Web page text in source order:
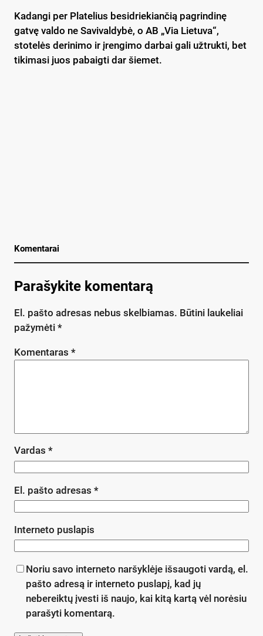
Kadangi per Platelius besidriekiančią pagrindinę
gatvę valdo ne Savivaldybė, o AB „Via Lietuva“,
stotelės derinimo ir įrengimo darbai gali užtrukti, bet
tikimasi juos pabaigti dar šiemet.
Komentarai
Parašykite komentarą
El. pašto adresas nebus skelbiamas. Būtini laukeliai
pažymėti *
Komentaras *
Vardas *
El. pašto adresas *
Interneto puslapis
Noriu savo interneto naršyklėje išsaugoti vardą, el.
pašto adresą ir interneto puslapį, kad jų
nebereiktų įvesti iš naujo, kai kitą kartą vėl norėsiu
parašyti komentarą.